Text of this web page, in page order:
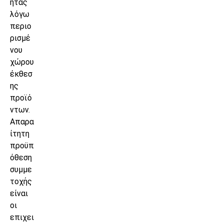
ητας
λόγω
περιο
ρισμέ
νου
χώρου
έκθεσ
ης
προϊό
ντων.
Απαρα
ίτητη
προϋπ
όθεση
συμμε
τοχής
είναι
οι
επιχει